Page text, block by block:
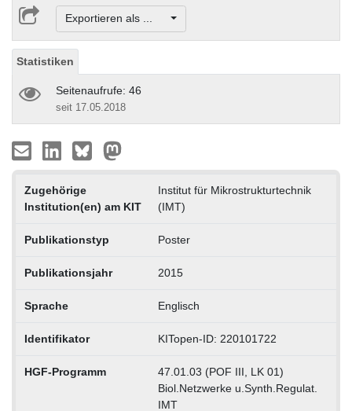
Exportieren als ...
Statistiken
Seitenaufrufe: 46
seit 17.05.2018
Zugehörige
Institution(en) am KIT
Institut für Mikrostrukturtechnik
(IMT)
Publikationstyp Poster
Publikationsjahr 2015
Sprache Englisch
Identifikator KITopen-ID: 220101722
HGF-Programm
47.01.03 (POF III, LK 01)
Biol.Netzwerke u.Synth.Regulat.
IMT